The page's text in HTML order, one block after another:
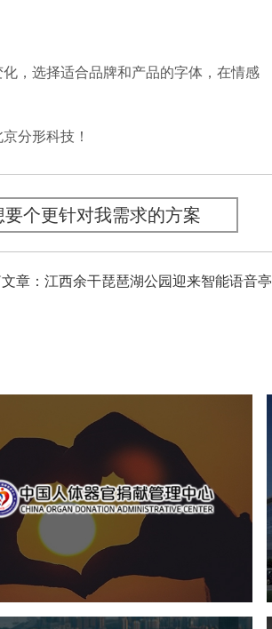
，选择适合品牌和产品的字体，在情感
京分形科技 ！
要个更针对我需求的方案
章：江西余干琵琶湖公园迎来智能语音亭
器官捐献管理中心
国企 品牌官网
网站设计